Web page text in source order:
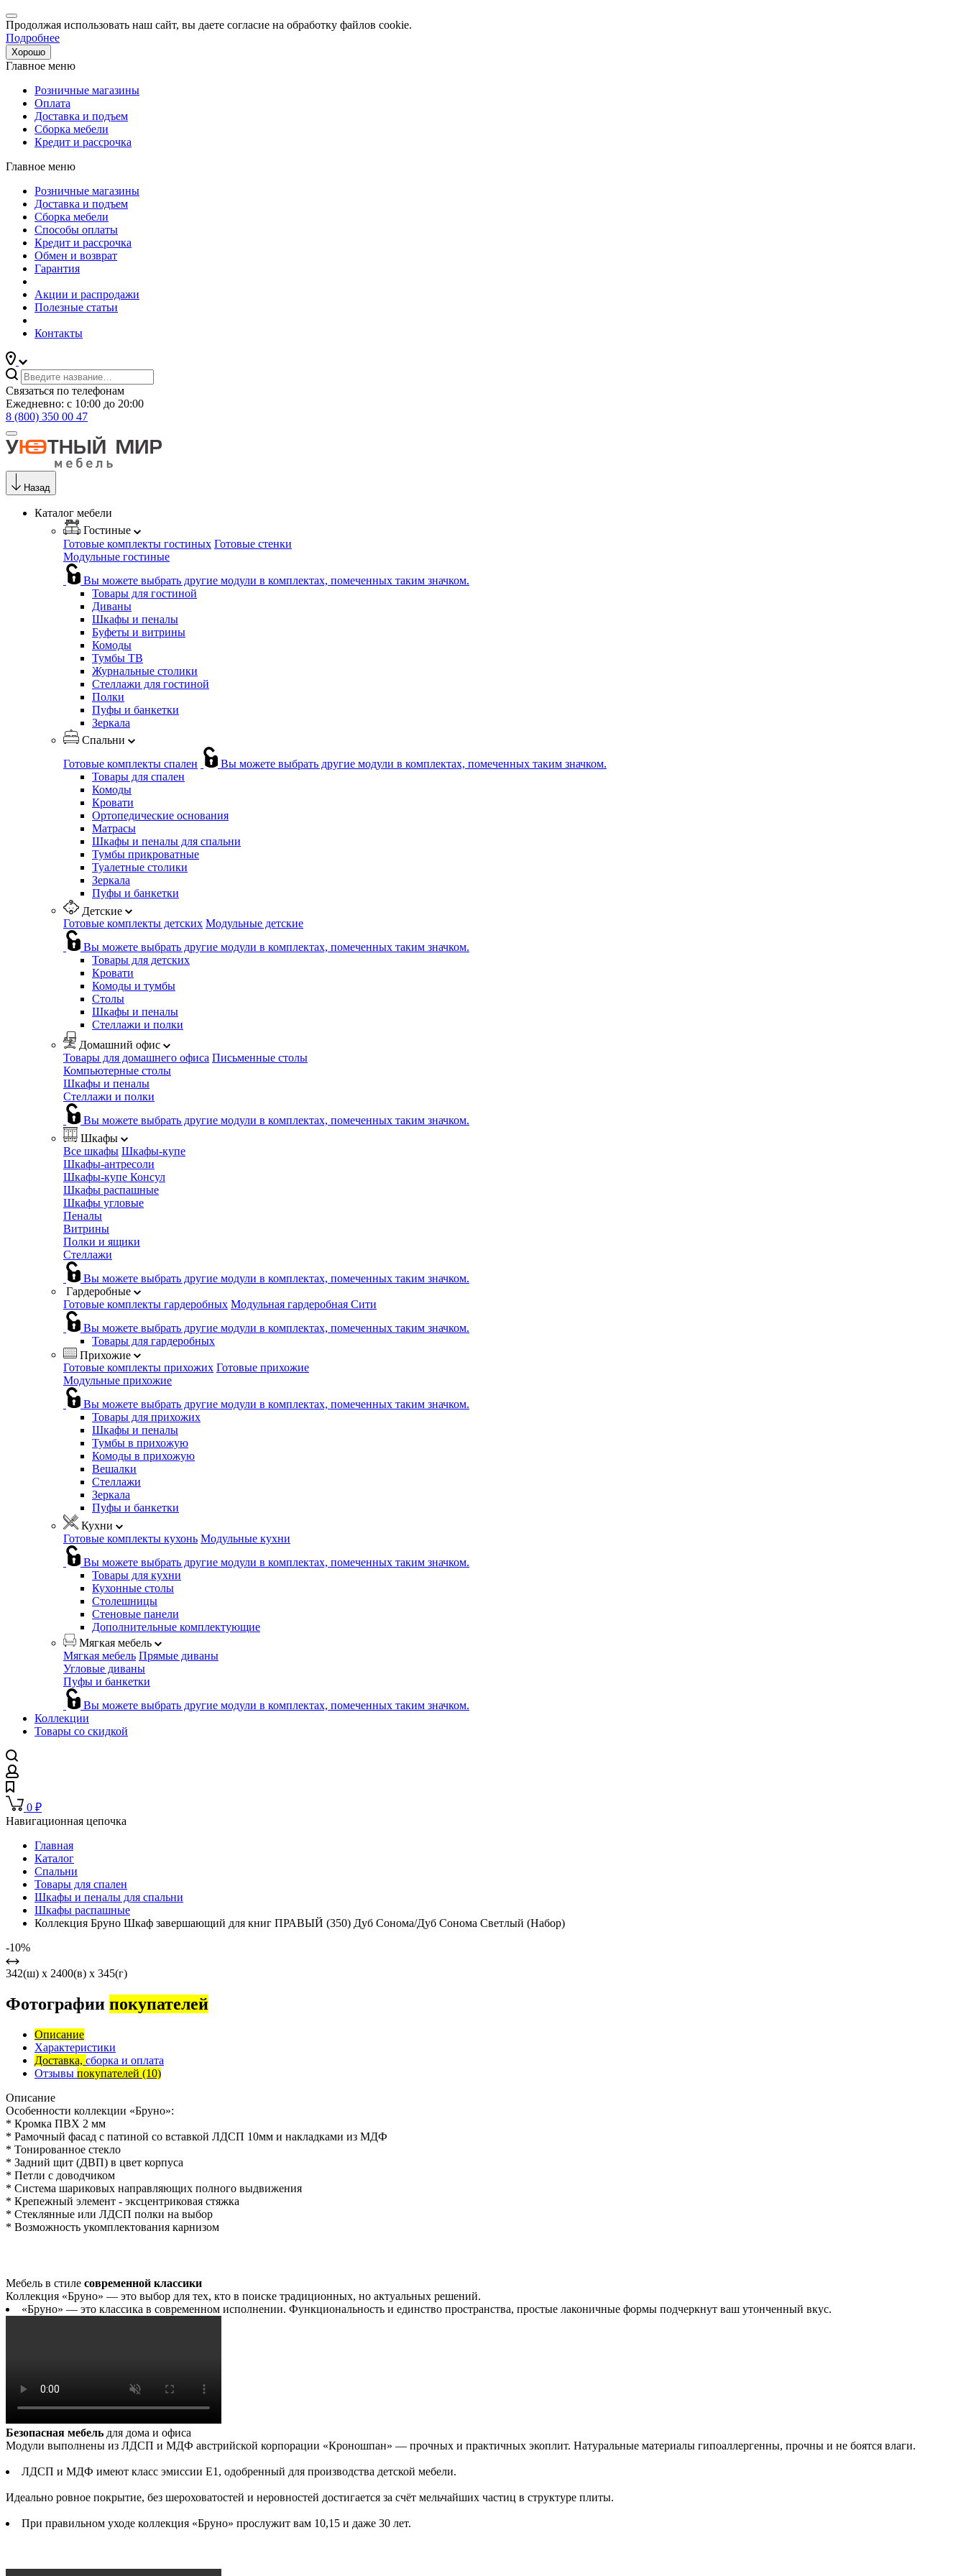
Продолжая использовать наш сайт, вы даете согласие на обработку файлов cookie.
Подробнее
Хорошо
Главное меню
Розничные магазины
Оплата
Доставка и подъем
Сборка мебели
Кредит и рассрочка
Главное меню
Розничные магазины
Доставка и подъем
Сборка мебели
Способы оплаты
Кредит и рассрочка
Обмен и возврат
Гарантия
Акции и распродажи
Полезные статьи
Контакты
Связаться по телефонам
Ежедневно: с 10:00 до 20:00
8 (800) 350 00 47
Назад
Каталог мебели
Гостиные
Готовые комплекты гостиных Готовые стенки
Модульные гостиные
Вы можете выбрать другие модули в комплектах, помеченных таким значком.
Товары для гостиной
Диваны
Шкафы и пеналы
Буфеты и витрины
Комоды
Тумбы ТВ
Журнальные столики
Стеллажи для гостиной
Полки
Пуфы и банкетки
Зеркала
Спальни
Готовые комплекты спален
Вы можете выбрать другие модули в комплектах, помеченных таким значком.
Товары для спален
Комоды
Кровати
Ортопедические основания
Матрасы
Шкафы и пеналы для спальни
Тумбы прикроватные
Туалетные столики
Зеркала
Пуфы и банкетки
Детские
Готовые комплекты детских Модульные детские
Вы можете выбрать другие модули в комплектах, помеченных таким значком.
Товары для детских
Кровати
Комоды и тумбы
Столы
Шкафы и пеналы
Стеллажи и полки
Домашний офис
Товары для домашнего офиса Письменные столы
Компьютерные столы
Шкафы и пеналы
Стеллажи и полки
Вы можете выбрать другие модули в комплектах, помеченных таким значком.
Шкафы
Все шкафы Шкафы-купе
Шкафы-антресоли
Шкафы-купе Консул
Шкафы распашные
Шкафы угловые
Пеналы
Витрины
Полки и ящики
Стеллажи
Вы можете выбрать другие модули в комплектах, помеченных таким значком.
Гардеробные
Готовые комплекты гардеробных Модульная гардеробная Сити
Вы можете выбрать другие модули в комплектах, помеченных таким значком.
Товары для гардеробных
Прихожие
Готовые комплекты прихожих Готовые прихожие
Модульные прихожие
Вы можете выбрать другие модули в комплектах, помеченных таким значком.
Товары для прихожих
Шкафы и пеналы
Тумбы в прихожую
Комоды в прихожую
Вешалки
Стеллажи
Зеркала
Пуфы и банкетки
Кухни
Готовые комплекты кухонь Модульные кухни
Вы можете выбрать другие модули в комплектах, помеченных таким значком.
Товары для кухни
Кухонные столы
Столешницы
Стеновые панели
Дополнительные комплектующие
Мягкая мебель
Мягкая мебель Прямые диваны
Угловые диваны
Пуфы и банкетки
Вы можете выбрать другие модули в комплектах, помеченных таким значком.
Коллекции
Товары со скидкой
0 ₽
Навигационная цепочка
Главная
Каталог
Спальни
Товары для спален
Шкафы и пеналы для спальни
Шкафы распашные
Коллекция Бруно Шкаф завершающий для книг ПРАВЫЙ (350) Дуб Сонома/Дуб Сонома Светлый (Набор)
-10%
342(ш) x 2400(в) x 345(г)
Фотографии покупателей
Описание
Характеристики
Доставка, сборка и оплата
Отзывы покупателей (10)
Описание
Особенности коллекции «Бруно»:
* Кромка ПВХ 2 мм
* Рамочный фасад с патиной со вставкой ЛДСП 10мм и накладками из МДФ
* Тонированное стекло
* Задний щит (ДВП) в цвет корпуса
* Петли с доводчиком
* Система шариковых направляющих полного выдвижения
* Крепежный элемент - эксцентриковая стяжка
* Стеклянные или ЛДСП полки на выбор
* Возможность укомплектования карнизом
Мебель в стиле современной классики
Коллекция «Бруно» — это выбор для тех, кто в поиске традиционных, но актуальных решений.
«Бруно» — это классика в современном исполнении. Функциональность и единство пространства, простые лаконичные формы подчеркнут ваш утонченный вкус.
Безопасная мебель для дома и офиса
Модули выполнены из ЛДСП и МДФ австрийской корпорации «Кроношпан» — прочных и практичных экоплит. Натуральные материалы гипоаллергенны, прочны и не боятся влаги.
ЛДСП и МДФ имеют класс эмиссии Е1, одобренный для производства детской мебели.
Идеально ровное покрытие, без шероховатостей и неровностей достигается за счёт мельчайших частиц в структуре плиты.
При правильном уходе коллекция «Бруно» прослужит вам 10,15 и даже 30 лет.